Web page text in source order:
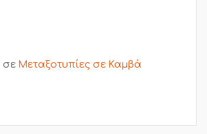
σε Μεταξοτυπίες σε Καμβά